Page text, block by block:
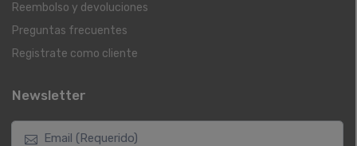
Reembolso y devoluciones
Preguntas frecuentes
Registrate como cliente
Newsletter